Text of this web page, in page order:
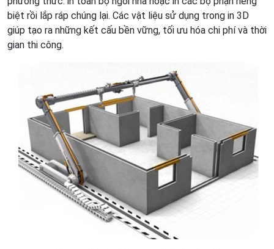
biệt rồi lắp ráp chúng lại. Các vật liệu sử dụng trong in 3D
giúp tạo ra những kết cấu bền vững, tối ưu hóa chi phí và thời
gian thi công.